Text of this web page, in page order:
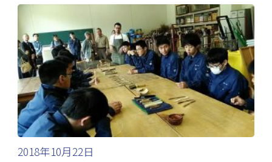
2018年10月22日